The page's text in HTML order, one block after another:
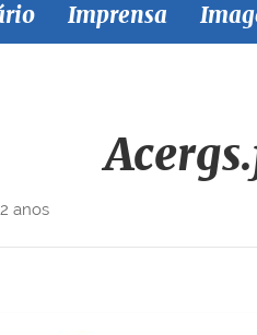
Imprensa
anos